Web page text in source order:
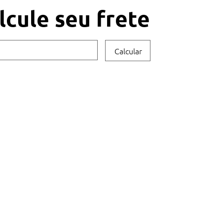
seu frete
Calcular